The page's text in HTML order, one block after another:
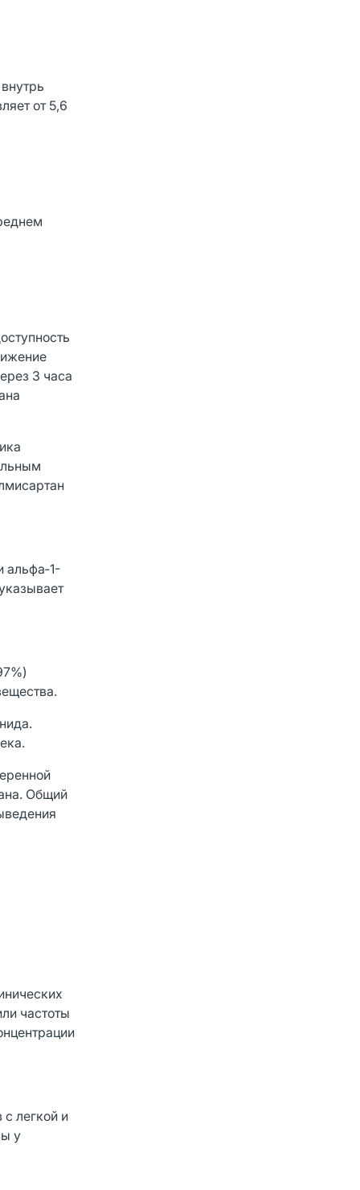
от 5,6
3 часа
альфа‑1-
Общий
частоты
легкой и
у